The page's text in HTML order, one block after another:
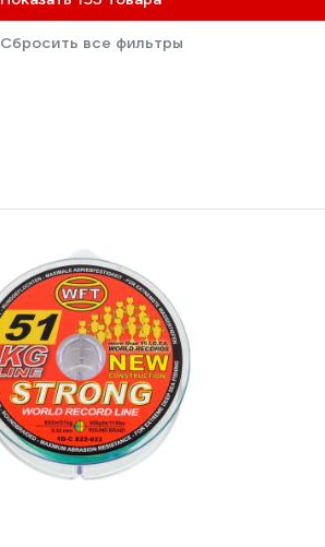
Сбросить все фильтры